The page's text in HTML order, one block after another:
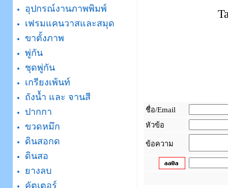
อุปกรณ์งานภาพพิมพ์
เฟรมแคนวาสและสมุด
ขาตั้งภาพ
พู่กัน
ชุดพู่กัน
เกรียงเพ้นท์
ถังน้ำ และ จานสี
ปากกา
ขวดหมึก
ดินสอกด
ดินสอ
ยางลบ
คัตเตอร์
ชื่อ/Email
หัวข้อ
ข้อความ